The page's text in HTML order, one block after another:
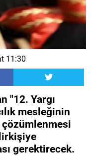
11:30
"12. Yargı
mesleğinin
gerektirecek.